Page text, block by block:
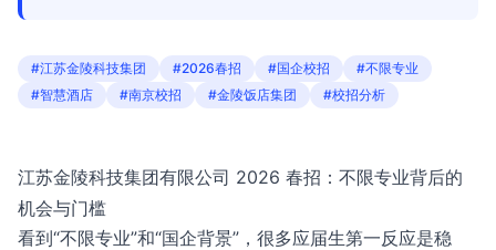
#江苏金陵科技集团 #2026春招 #国企校招
#不限专业
#智慧酒店
#南京校招 #金陵饭店集团 #校招分析
江苏金陵科技集团有限公司 2026 春招：不限专业背后的
机会与门槛
看到“不限专业”和“国企背景”，很多应届生第一反应是稳